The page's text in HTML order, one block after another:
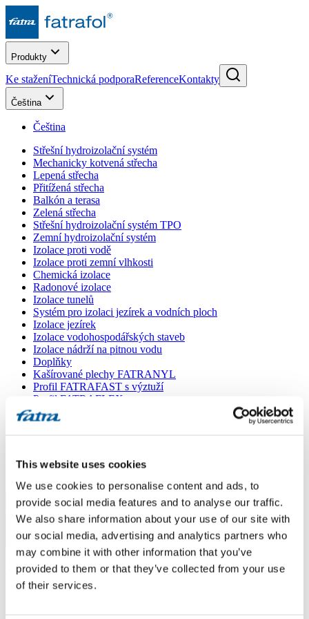
This website uses cookies
We use cookies to personalise content and ads, to
provide social media features and to analyse our traffic.
We also share information about your use of our site with
our social media, advertising and analytics partners who
may combine it with other information that you’ve
provided to them or that they’ve collected from your use
of their services.
Produkty
Ke staženíTechnická podporaReferenceKontakty
Čeština
Čeština
Střešní hydroizolační systém
Mechanicky kotvená střecha
Lepená střecha
Přitížená střecha
Balkón a terasa
Zelená střecha
Střešní hydroizolační systém TPO
Zemní hydroizolační systém
Izolace proti vodě
Izolace proti zemní vlhkosti
Chemická izolace
Radonové izolace
Izolace tunelů
Systém pro izolaci jezírek a vodních ploch
Izolace jezírek
Izolace vodohospodářských staveb
Izolace nádrží na pitnou vodu
Doplňky
Kašírované plechy FATRANYL
Profil FATRAFAST s výztuží
Profil FATRAFLEX
Dlaždice FATRAFOL WALK 600
Parozábrana a tepelná izolace
Ostatní doplňky
Menu
Domů/
Poradna/
Balkon